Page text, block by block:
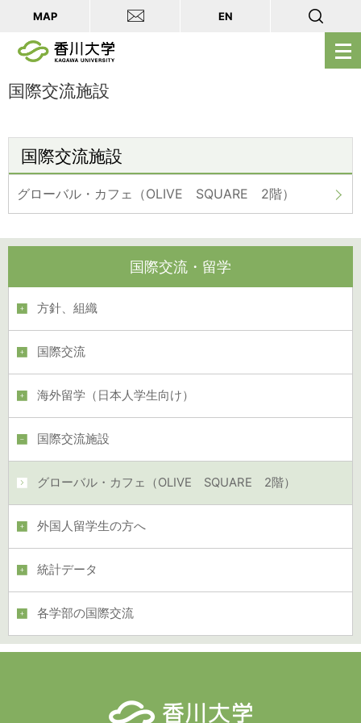
メ
ニ
く
MAP EN
国際交流施設
国際交流施設
グローバル・カフェ（OLIVE SQUARE 2階）
国際交流・留学
方針、組織
国際交流
海外留学（日本人学生向け）
国際交流施設
グローバル・カフェ（OLIVE SQUARE 2階）
外国人留学生の方へ
統計データ
各学部の国際交流